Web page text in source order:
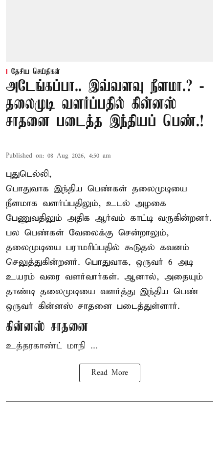
தேசிய செய்திகள்
அடேங்கப்பா.. இவ்வளவு நீளமா.? -
தலைமுடி வளர்ப்பதில் கின்னஸ்
சாதனை படைத்த இந்தியப் பெண்.!
Published on: 08 Aug 2026, 4:50 am
புதுடெல்லி,
பொதுவாக இந்திய பெண்கள் தலைமுடியை
நீளமாக வளர்ப்பதிலும், உடல் அழகை
பேணுவதிலும் அதிக ஆர்வம் காட்டி வருகின்றனர்.
பல பெண்கள் வேலைக்கு சென்றாலும்,
தலைமுடியை பராமரிப்பதில் கூடுதல் கவனம்
செலுத்துகின்றனர். பொதுவாக, ஒருவர் 6 அடி
உயரம் வரை வளர்வார்கள். ஆனால், அதையும்
தாண்டி தலைமுடியை வளர்த்து இந்திய பெண்
ஒருவர் கின்னஸ் சாதனை படைத்துள்ளார்.
கின்னஸ் சாதனை
உத்தரகாண்ட் மாநி ...
Read More